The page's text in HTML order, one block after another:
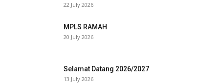
22 July 2026
MPLS RAMAH
20 July 2026
Selamat Datang 2026/2027
13 July 2026